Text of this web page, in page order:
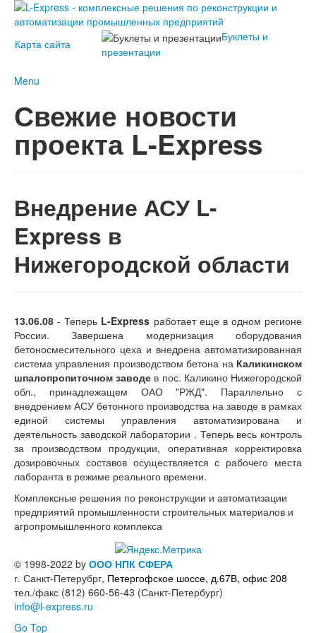
Карта сайта
Буклеты и
презентации
Menu
История проекта L-Express
Наши контакты
2023
2022
2018
2017
2016
2014
Архив новостей (2003-2010)
Наши
Бетонные заводы и АБЗ
Производства строительных смесей
Агропромышленный комплекс
Цементные заводы и терминалы
Прочие предприятия
промышленности строительных
материалов
Системы контроля доступа
Проекты в разработке
Оборудование
Свежие новости
проекта L-Express
Внедрение АСУ L-
Express в
Нижегородской области
13.06.08 - Теперь L-Express работает еще в одном регионе
России. Завершена модернизация оборудования
бетоносмесительного цеха и внедрена автоматизированная
система управления производством бетона на Каликинском
шпалопропиточном заводе в пос. Каликино Нижегородской
обл., принадлежащем ОАО "РЖД". Параллельно с
внедрением АСУ бетонного производства на заводе в рамках
единой системы управления автоматизирована и
деятельность заводской лаборатории . Теперь весь контроль
за производством продукции, оперативная корректировка
дозировочных составов осуществляется с рабочего места
лаборанта в режиме реального времени.
Комплексные решения по реконструкции и автоматизации
предприятий промышленности строительных материалов и
агропромышленного комплекса
© 1998-2022 by ООО НПК СФЕРА
г. Санкт-Петерубрг, Петергофское шоссе, д.67В, офис 208
тел./факс (812) 660-56-43 (Санкт-Петербург)
info@l-express.ru
Go Top